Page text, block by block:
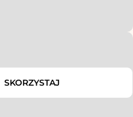
SKORZYSTAJ